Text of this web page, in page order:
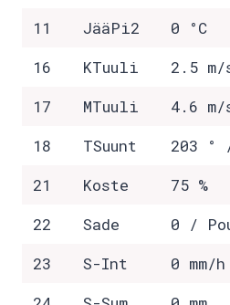
11
JääPi2
0 °C
16
KTuuli
2.5 m/
17
MTuuli
4.6 m/
18
TSuunt
203 °
21
Koste
75 %
22
Sade
0 /
23
S-Int
0 mm/h